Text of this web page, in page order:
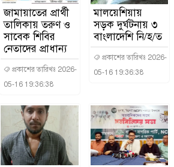
জামায়াতের প্রার্থী
তালিকায় তরুণ ও
সাবেক শিবির
নেতাদের প্রাধান্য
প্রকাশের তারিখঃ 2026-
05-16 19:36:38
মালয়েশিয়ায়
সড়ক দুর্ঘটনায় ৩
বাংলাদেশি নি/হ/ত
প্রকাশের তারিখঃ 2026-
05-16 19:36:38